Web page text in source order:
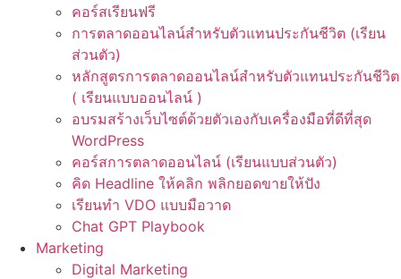
คอร์สเรียนฟรี
การตลาดออนไลน์สำหรับตัวแทนประกันชีวิต (เรียน
ส่วนตัว)
หลักสูตรการตลาดออนไลน์สำหรับตัวแทนประกันชีวิต
( เรียนแบบออนไลน์ )
อบรมสร้างเว็บไซต์ด้วยตัวเองกับเครื่องมือที่ดีที่สุด
WordPress
คอร์สการตลาดออนไลน์ (เรียนแบบส่วนตัว)
คิด Headline ให้คลิก พลิกยอดขายให้ปัง
เรียนทำ VDO แบบมือวาด
Chat GPT Playbook
Marketing
Digital Marketing